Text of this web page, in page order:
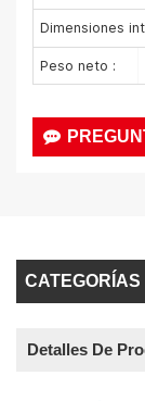
Dimensiones
Peso neto :
Detalles De